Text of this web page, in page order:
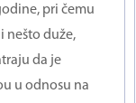
pri čemu
nešto duže,
da je
u odnosu na